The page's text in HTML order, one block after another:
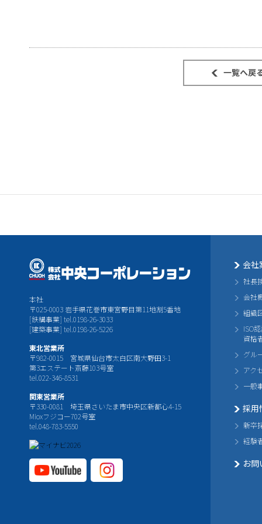
本社
〒025-0003 岩手県花巻市東宮野目第11地割5番地
[鉄構事業] tel.0198-26-3033
[建築事業] tel.0198-26-5226
東北営業所
〒982-0015 宮城県仙台市太白区南大野田3-1
第3エステート斎藤103号室
tel.022-346-8531
関東営業所
〒330-0081 埼玉県さいたま市中央区新都心4-15
Mioxフジコー702号室
tel.048-783-5550
会社
社長
会社
組織
ISO
資格
グル
アク
一般
採用
新卒
経験
お